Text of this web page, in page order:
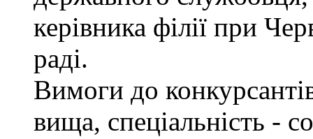
керівника філії при
раді.
Вимоги до
вища, спеціальність -